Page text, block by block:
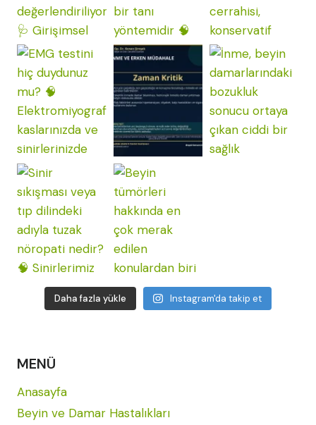
Daha fazla yükle Instagram'da takip et
MENÜ
Anasayfa
Beyin ve Damar Hastalıkları